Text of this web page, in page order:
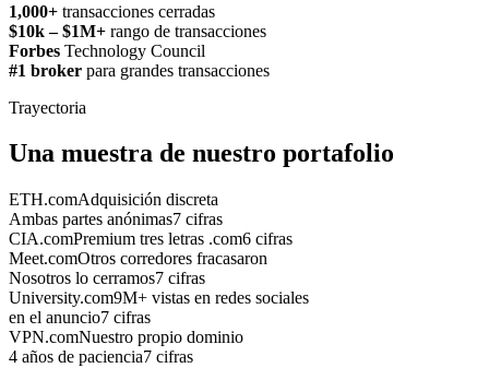
1,000+ transacciones cerradas
$10k – $1M+ rango de transacciones
Forbes Technology Council
#1 broker para grandes transacciones
Trayectoria
Una muestra de nuestro portafolio
ETH.comAdquisición discreta
Ambas partes anónimas7 cifras
CIA.comPremium tres letras .com6 cifras
Meet.comOtros corredores fracasaron
Nosotros lo cerramos7 cifras
University.com9M+ vistas en redes sociales
en el anuncio7 cifras
VPN.comNuestro propio dominio
4 años de paciencia7 cifras